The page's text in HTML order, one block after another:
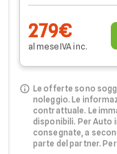
279€
al meseIVAinc.
Le offerte sono
noleggio. Le
contrattuale. Le
disponibili. Per Auto
consegnate, a
parte del partner.